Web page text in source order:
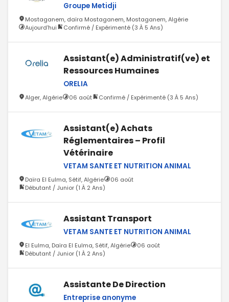
Groupe Metidji
Mostaganem, daïra Mostaganem, Mostaganem, Algérie
Aujourd'hui
Confirmé / Expérimenté (3 À 5 Ans)
Assistant(e) Administratif(ve) et
Ressources Humaines
ORELIA
Alger, Algérie 06 août Confirmé / Expérimenté (3 À 5 Ans)
Assistant(e) Achats
Réglementaires – Profil
Vétérinaire
VETAM SANTE ET NUTRITION ANIMAL
Daïra El Eulma, Sétif, Algérie
06 août
Débutant / Junior (1 À 2 Ans)
Assistant Transport
VETAM SANTE ET NUTRITION ANIMAL
El Eulma, Daïra El Eulma, Sétif, Algérie
06 août
Débutant / Junior (1 À 2 Ans)
Assistante De Direction
Entreprise anonyme